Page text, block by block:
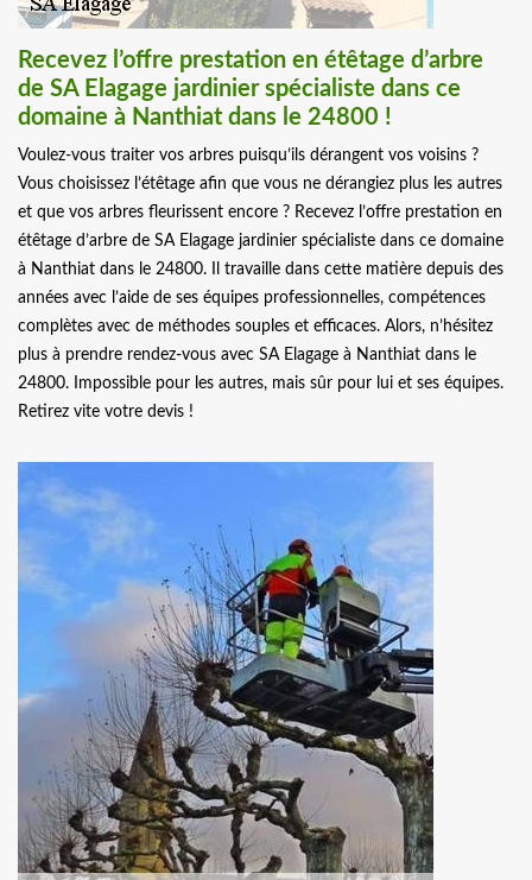
Recevez l’offre prestation en étêtage d’arbre
de SA Elagage jardinier spécialiste dans ce
domaine à Nanthiat dans le 24800 !
Voulez-vous traiter vos arbres puisqu’ils dérangent vos voisins ?
Vous choisissez l’étêtage afin que vous ne dérangiez plus les autres
et que vos arbres fleurissent encore ? Recevez l’offre prestation en
étêtage d’arbre de SA Elagage jardinier spécialiste dans ce domaine
à Nanthiat dans le 24800. Il travaille dans cette matière depuis des
années avec l’aide de ses équipes professionnelles, compétences
complètes avec de méthodes souples et efficaces. Alors, n’hésitez
plus à prendre rendez-vous avec SA Elagage à Nanthiat dans le
24800. Impossible pour les autres, mais sûr pour lui et ses équipes.
Retirez vite votre devis !